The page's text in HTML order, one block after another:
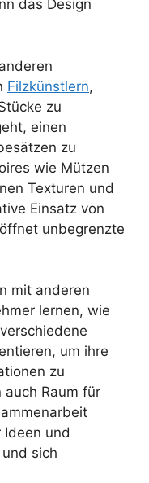
das Design
Filzkünstlern,
zu
einen
zu
wie Mützen
Texturen und
Einsatz von
unbegrenzte
mit anderen
lernen, wie
um ihre
zu
auch Raum für
und
sich